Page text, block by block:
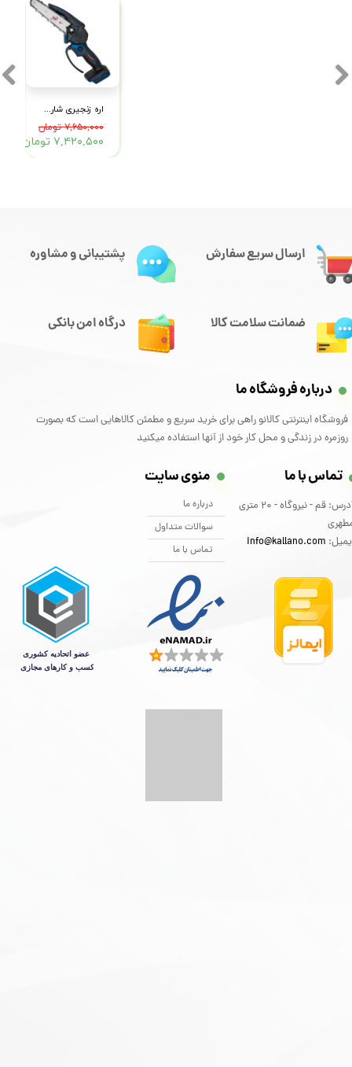
اره زنجیری شارژی پی ای پی مدل CCS-2140
۷,۶۵۰,۰۰۰ تومان
۷,۴۲۰,۵۰۰ تومان
ارسال سریع سفارش
درگاه امن بانکی
پشتیبانی و مشاوره
ضمانت سلامت کالا
درباره فروشگاه ما
فروشگاه اینترنتی کالانو راهی برای خرید سریع و مطمئن کالاهایی است که بصورت
روزمره در زندگی و محل کار خود از آنها استفاده میکنید
تماس با ما
آدرس: قم - نیروگاه - 20 متری
info@kallano.com​​​​​​​
منوی سایت
درباره ما
سوالات متداول
تماس با ما